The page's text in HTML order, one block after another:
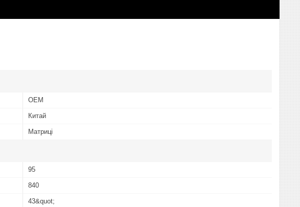
OEM
Китай
Матриці
95
840
43&quot;